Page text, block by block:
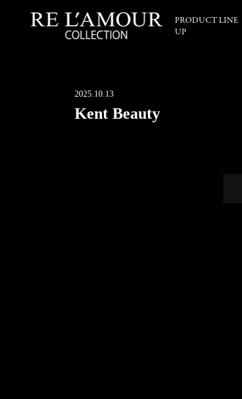
PRODUCT LINE
UP
2025.10.13
Kent Beauty